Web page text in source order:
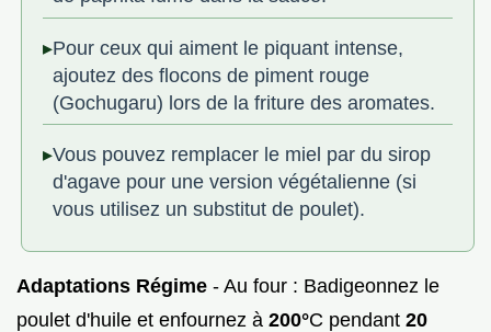
Pour ceux qui aiment le piquant intense,
ajoutez des flocons de piment rouge
(Gochugaru) lors de la friture des aromates.
Vous pouvez remplacer le miel par du sirop
d'agave pour une version végétalienne (si
vous utilisez un substitut de poulet).
Adaptations Régime - Au four : Badigeonnez le
poulet d'huile et enfournez à 200°C pendant 20